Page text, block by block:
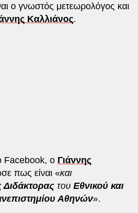
ο γνωστός μετεωρολόγος και
Καλλιάνος.
Facebook, ο Γιάννης
πως είναι «και
του Εθνικού και
Αθηνών».